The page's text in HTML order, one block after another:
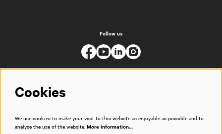
Follow us
Cookies
We use cookies to make your visit to this website as enjoyable as possible and to
analyse the use of the website. More information…